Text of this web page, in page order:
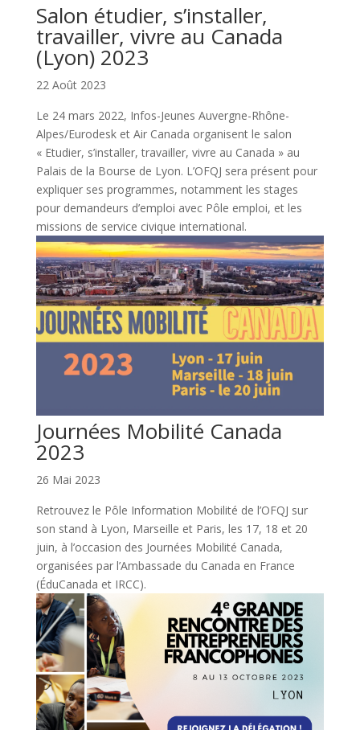
Salon étudier, s’installer,
travailler, vivre au Canada
(Lyon) 2023
22 Août 2023
Le 24 mars 2022, Infos-Jeunes Auvergne-Rhône-
Alpes/Eurodesk et Air Canada organisent le salon
« Etudier, s’installer, travailler, vivre au Canada » au
Palais de la Bourse de Lyon. L’OFQJ sera présent pour
expliquer ses programmes, notamment les stages
pour demandeurs d’emploi avec Pôle emploi, et les
missions de service civique international.
Journées Mobilité Canada
2023
26 Mai 2023
Retrouvez le Pôle Information Mobilité de l’OFQJ sur
son stand à Lyon, Marseille et Paris, les 17, 18 et 20
juin, à l’occasion des Journées Mobilité Canada,
organisées par l’Ambassade du Canada en France
(ÉduCanada et IRCC).